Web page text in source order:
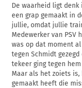
De waarheid ligt
een grap gemaakt in
jullie, omdat jullie
Medewerker van PSV
was op dat moment
tegen Schmidt
tekeer ging tegen
Maar als het zoiets
gemaakt heeft die